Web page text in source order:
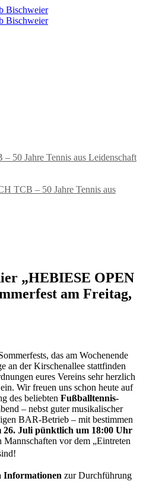
50 Jahre Tennis aus Leidenschaft
TCB – 50 Jahre Tennis aus
„HEBIESE OPEN
am Freitag,
das am Wochenende
an der Kirschenallee stattfinden
eures Vereins sehr herzlich
ein. Wir freuen uns schon heute auf
des beliebten Fußballtennis-
– nebst guter musikalischer
BAR-Betrieb – mit bestimmen
26. Juli pünktlich um 18:00 Uhr
Mannschaften vor dem „Eintreten
Informationen zur Durchführung